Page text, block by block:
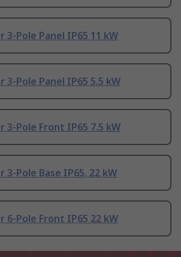
3-Pole Panel IP65 11 kW
3-Pole Panel IP65 5.5 kW
3-Pole Front IP65 7.5 kW
3-Pole Base IP65, 22 kW
6-Pole Front IP65 22 kW